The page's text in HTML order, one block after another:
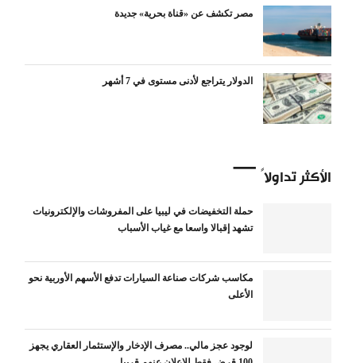
مصر تكشف عن «قناة بحرية» جديدة
الدولار يتراجع لأدنى مستوى في 7 أشهر
الأكثر تداولاً
حملة التخفيضات في ليبيا على المفروشات والإلكترونيات
تشهد إقبالا واسعا مع غياب الأسباب
مكاسب شركات صناعة السيارات تدفع الأسهم الأوربية نحو
الأعلى
لوجود عجز مالي.. مصرف الإدخار والإستثمار العقاري يجهز